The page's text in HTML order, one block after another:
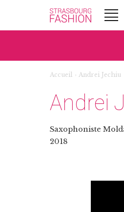
Accueil › Andrei Jechiu
Andrei
Saxophoniste
2018